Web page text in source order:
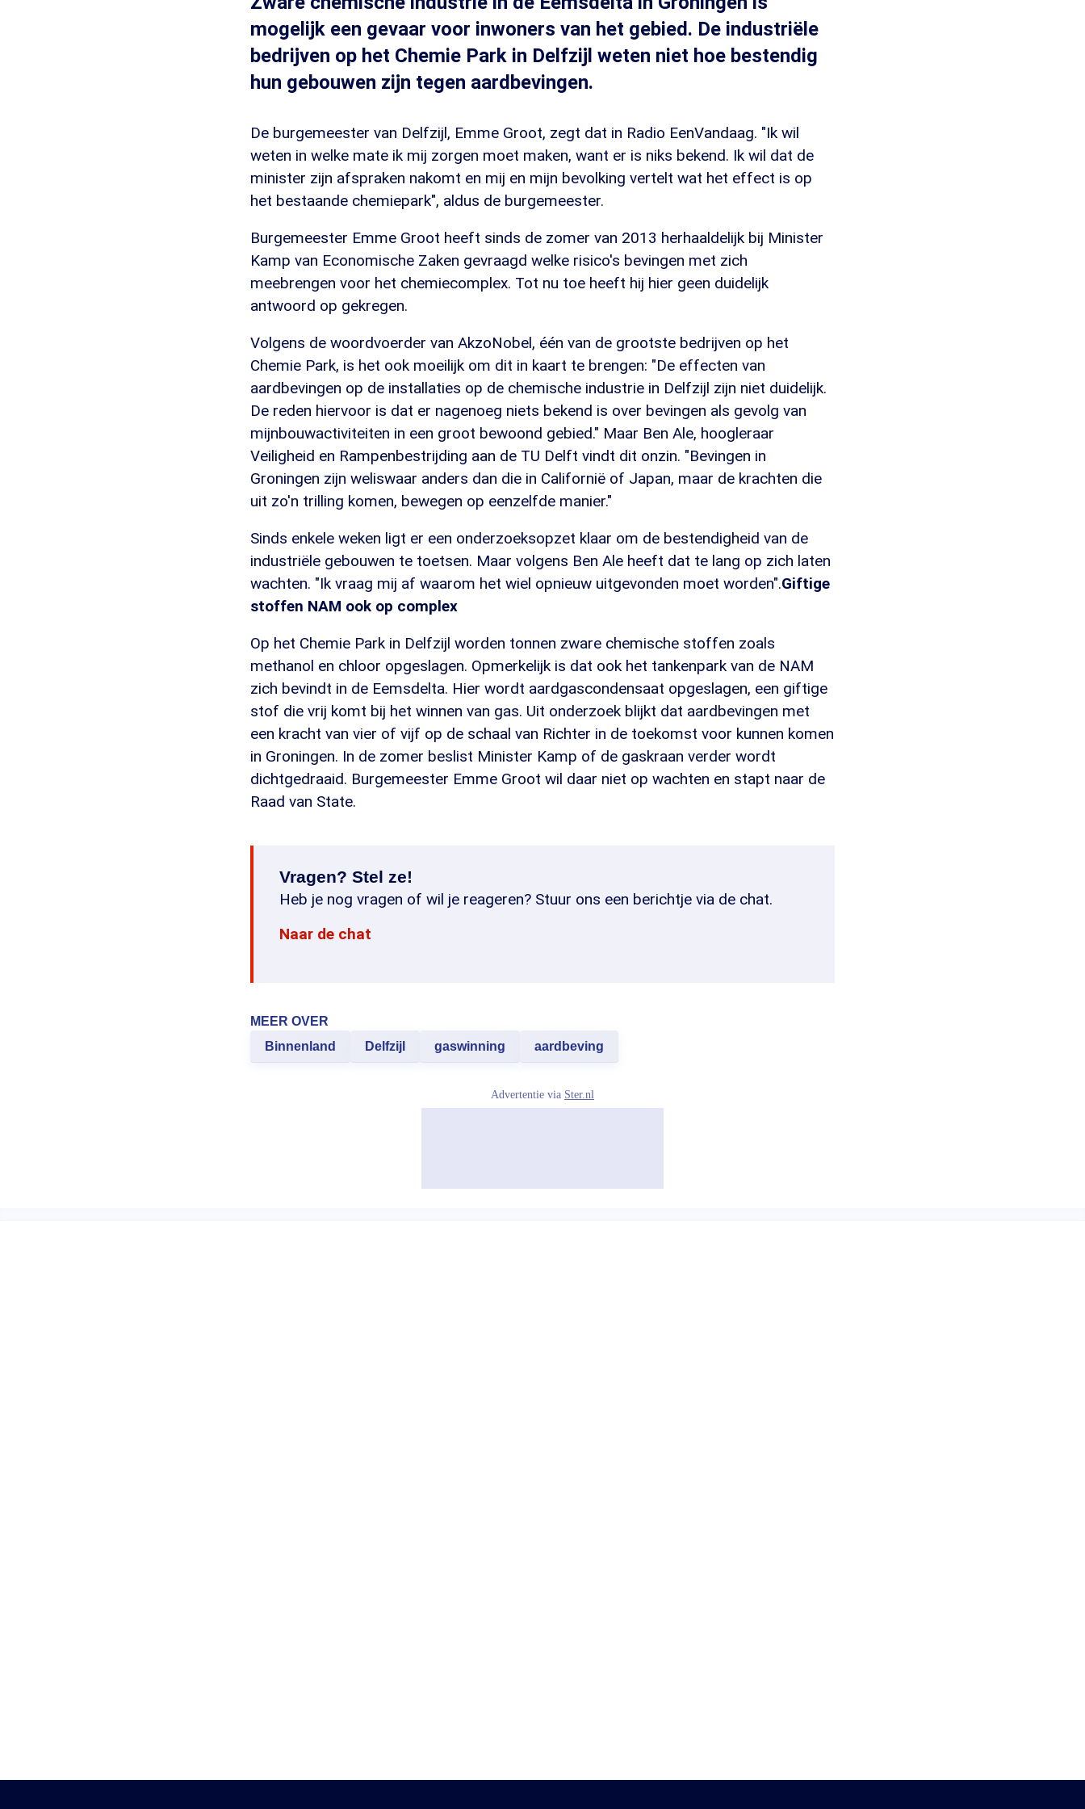
mogelijk een gevaar voor inwoners van het gebied. De industriële
bedrijven op het Chemie Park in Delfzijl weten niet hoe bestendig
hun gebouwen zijn tegen aardbevingen.
De burgemeester van Delfzijl, Emme Groot, zegt dat in Radio EenVandaag. "Ik wil
weten in welke mate ik mij zorgen moet maken, want er is niks bekend. Ik wil dat de
minister zijn afspraken nakomt en mij en mijn bevolking vertelt wat het effect is op
het bestaande chemiepark", aldus de burgemeester.
Burgemeester Emme Groot heeft sinds de zomer van 2013 herhaaldelijk bij Minister
Kamp van Economische Zaken gevraagd welke risico's bevingen met zich
meebrengen voor het chemiecomplex. Tot nu toe heeft hij hier geen duidelijk
antwoord op gekregen.
Volgens de woordvoerder van AkzoNobel, één van de grootste bedrijven op het
Chemie Park, is het ook moeilijk om dit in kaart te brengen: "De effecten van
aardbevingen op de installaties op de chemische industrie in Delfzijl zijn niet duidelijk.
De reden hiervoor is dat er nagenoeg niets bekend is over bevingen als gevolg van
mijnbouwactiviteiten in een groot bewoond gebied." Maar Ben Ale, hoogleraar
Veiligheid en Rampenbestrijding aan de TU Delft vindt dit onzin. "Bevingen in
Groningen zijn weliswaar anders dan die in Californië of Japan, maar de krachten die
uit zo'n trilling komen, bewegen op eenzelfde manier."
Sinds enkele weken ligt er een onderzoeksopzet klaar om de bestendigheid van de
industriële gebouwen te toetsen. Maar volgens Ben Ale heeft dat te lang op zich laten
wachten. "Ik vraag mij af waarom het wiel opnieuw uitgevonden moet worden".Giftige
stoffen NAM ook op complex
Op het Chemie Park in Delfzijl worden tonnen zware chemische stoffen zoals
methanol en chloor opgeslagen. Opmerkelijk is dat ook het tankenpark van de NAM
zich bevindt in de Eemsdelta. Hier wordt aardgascondensaat opgeslagen, een giftige
stof die vrij komt bij het winnen van gas. Uit onderzoek blijkt dat aardbevingen met
een kracht van vier of vijf op de schaal van Richter in de toekomst voor kunnen komen
in Groningen. In de zomer beslist Minister Kamp of de gaskraan verder wordt
dichtgedraaid. Burgemeester Emme Groot wil daar niet op wachten en stapt naar de
Raad van State.
Vragen? Stel ze!
Heb je nog vragen of wil je reageren? Stuur ons een berichtje via de chat.
Naar de chat
MEER OVER
Binnenland
Delfzijl gaswinning aardbeving
Advertentie via Ster.nl